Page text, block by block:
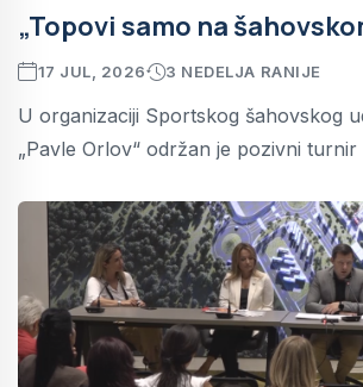
„Topovi samo na
17 JUL, 2026 3 NEDELJA RANIJE
U organizaciji Sportskog šahovskog
„Pavle Orlov“ održan je pozivni turnir